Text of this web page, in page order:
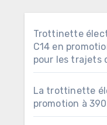
Trottinette
C14 en
pour les trajets
La trottinette
promotion à